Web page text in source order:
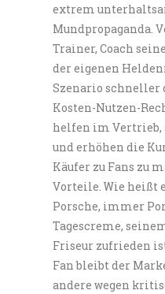
extrem
Mundpropaganda.
Trainer, Coach
der eigenen
Szenario schneller
Kosten-Nutzen-
helfen im Vertrieb,
und erhöhen die
Käufer zu Fans zu
Vorteile. Wie heißt
Porsche, immer
Tagescreme,
Friseur zufrieden
Fan bleibt der
andere wegen